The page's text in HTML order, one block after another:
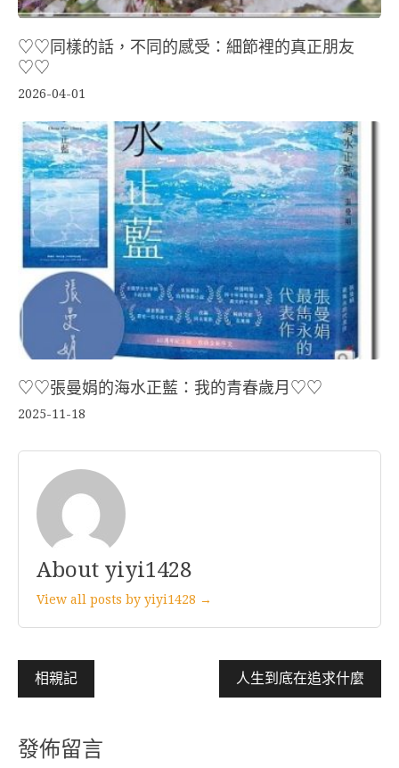
♡♡同樣的話，不同的感受：細節裡的真正朋友
♡♡
2026-04-01
♡♡張曼娟的海水正藍：我的青春歲月♡♡
2025-11-18
About yiyi1428
View all posts by yiyi1428 →
文
章
導
相親記 人生到底在追求什麼
發佈留言